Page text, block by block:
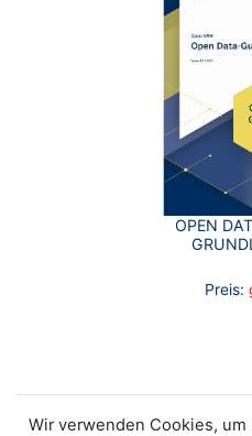
OPEN
Preis:
Wir verwenden Cookies,